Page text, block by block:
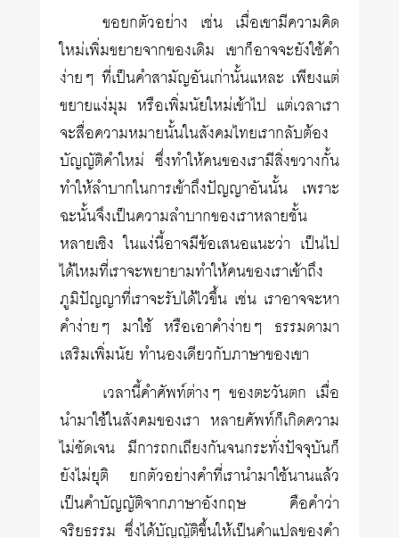
ขอยกตัวอย่าง เช่น เมื่อเขามีความคิด
ใหม่เพิ่มขยายจากของเดิม เขาก็อาจจะยังใช้คำ
ง่ายๆ ที่เป็นคำสามัญอันเก่านั้นแหละ เพียงแต่
ขยายแง่มุม หรือเพิ่มนัยใหม่เข้าไป แต่เวลาเรา
จะสื่อความหมายนั้นในสังคมไทยเรากลับต้อง
บัญญัติคำใหม่ ซึ่งทำให้คนของเรามีสิ่งขวางกั้น
ทำให้ลำบากในการเข้าถึงปัญญาอันนั้น เพราะ
ฉะนั้นจึงเป็นความลำบากของเราหลายชั้น
หลายเชิง ในแง่นี้อาจมีข้อเสนอแนะว่า เป็นไป
ได้ไหมที่เราจะพยายามทำให้คนของเราเข้าถึง
ภูมิปัญญาที่เราจะรับได้ไวขึ้น เช่น เราอาจจะหา
คำง่ายๆ มาใช้ หรือเอาคำง่ายๆ ธรรมดามา
เสริมเพิ่มนัย ทำนองเดียวกับภาษาของเขา
เวลานี้คำศัพท์ต่างๆ ของตะวันตก เมื่อ
นำมาใช้ในสังคมของเรา หลายศัพท์ก็เกิดความ
ไม่ชัดเจน มีการถกเถียงกันจนกระทั่งปัจจุบันก็
ยังไม่ยุติ ยกตัวอย่างคำที่เรานำมาใช้นานแล้ว
เป็นคำบัญญัติจากภาษาอังกฤษ คือคำว่า
จริยธรรม ซึ่งได้บัญญัติขึ้นให้เป็นคำแปลของคำ